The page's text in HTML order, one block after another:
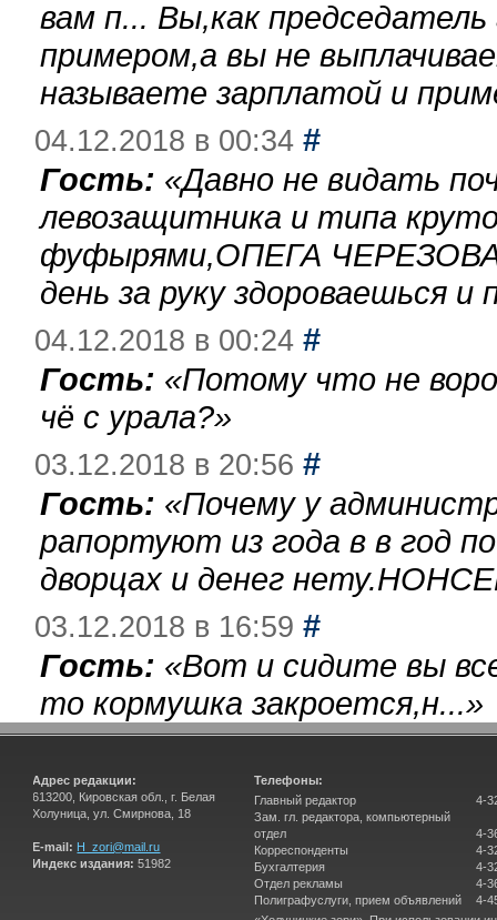
вам п... Вы,как
примером,а вы не
называете зарплатой и
04.12.2018 в 00:34 #
Гость: «Давно не видать
левозащитника и типа
фуфырями,ОПЕГА
день за руку здороваешься
04.12.2018 в 00:24 #
Гость: «Потому что не
чё с урала?»
03.12.2018 в 20:56 #
Гость: «Почему у
рапортуют из года в в год
дворцах и денег
03.12.2018 в 16:59 #
Гость: «Вот и сидите вы
то кормушка закроется,н...»
Адрес редакции:
613200, Кировская обл., г. Белая
Холуница, ул. Смирнова, 18
E-mail: H_zori@mail.ru
Индекс издания: 51982
Телефоны:
Главный редактор
Зам. гл. редактора, компьютерный
отдел
Корреспонденты
Бухгалтерия
Отдел рекламы
Полиграфуслуги, прием объявлений
4-
4-
4-
4-
4-
4-